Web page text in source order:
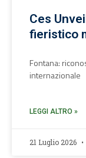
Ces
fieristico
Fontana:
internazionale
LEGGI ALTRO »
21 Luglio 2026